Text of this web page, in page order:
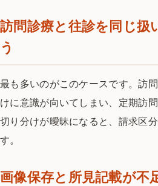
訪問診療と往診を同じ扱
う
最も多いのがこのケースです。訪
けに意識が向いてしまい、定期訪
切り分けが曖昧になると、請求区
す。
画像保存と所見記載が不